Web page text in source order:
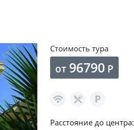
Стоимость тура
от 96790 Р
Расстояние до центра: